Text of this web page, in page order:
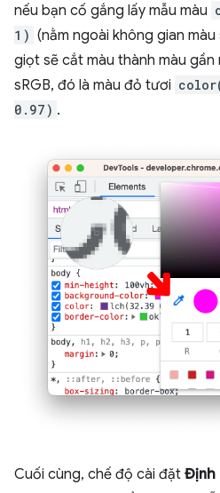
nếu bạn cố gắng lấy mẫu màu
1) (nằm ngoài không gian
giọt sẽ cắt màu thành màu
sRGB, đó là màu đỏ tươi
0.97) .
Cuối cùng, chế độ cài đặt Định